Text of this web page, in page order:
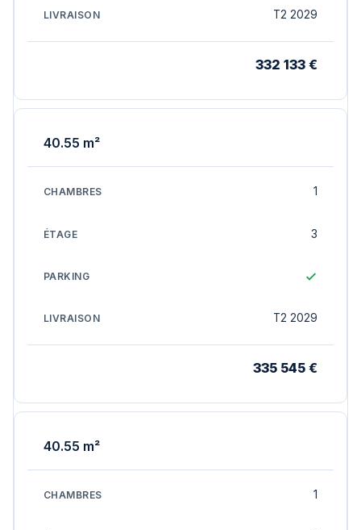
T2 2029
332 133 €
40.55 m²
1
3
T2 2029
335 545 €
40.55 m²
1